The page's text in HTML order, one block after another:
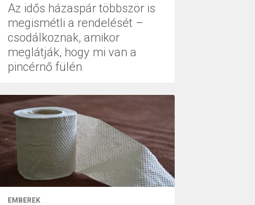
Az idős házaspár többször is
megismétli a rendelését –
csodálkoznak, amikor
meglátják, hogy mi van a
pincérnő fülén
EMBEREK